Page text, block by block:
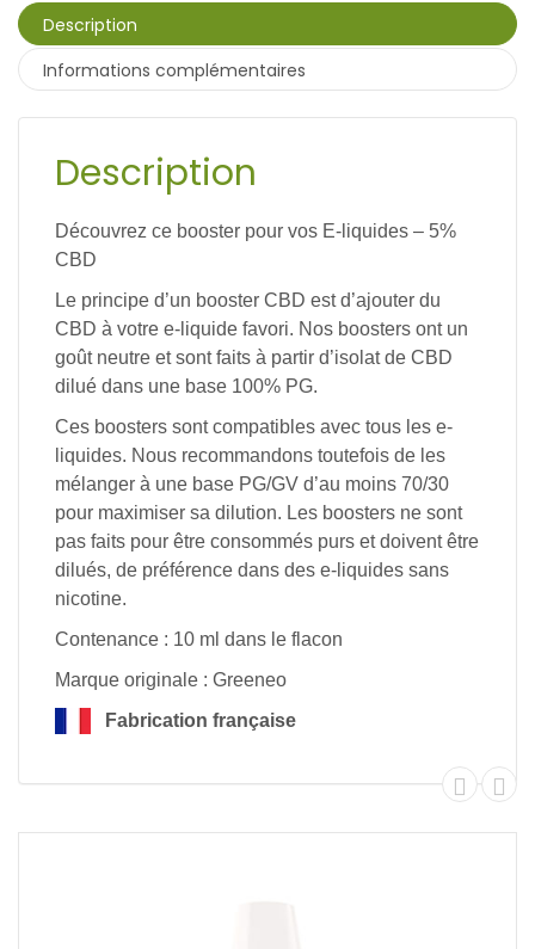
Description
Informations complémentaires
Description
Découvrez ce booster pour vos E-liquides – 5%
CBD
Le principe d’un booster CBD est d’ajouter du
CBD à votre e-liquide favori. Nos boosters ont un
goût neutre et sont faits à partir d’isolat de CBD
dilué dans une base 100% PG.
Ces boosters sont compatibles avec tous les e-
liquides. Nous recommandons toutefois de les
mélanger à une base PG/GV d’au moins 70/30
pour maximiser sa dilution. Les boosters ne sont
pas faits pour être consommés purs et doivent être
dilués, de préférence dans des e-liquides sans
nicotine.
Contenance : 10 ml dans le flacon
Marque originale : Greeneo
Fabrication française